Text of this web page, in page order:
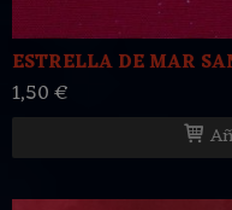
ESTRELLA DE MAR
1,50 €